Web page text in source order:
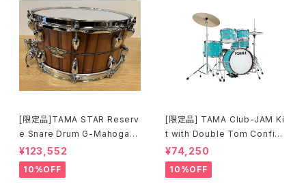
[限定品]TAMA STAR Reserv
e Snare Drum G-Mahogany
TGHS1465S-SNT
¥123,552
10%OFF
[限定品] TAMA Club-JAM Ki
t with Double Tom Configu
ration アクア・ブルー (AQB) L
JK56S-AQB
¥74,250
10%OFF